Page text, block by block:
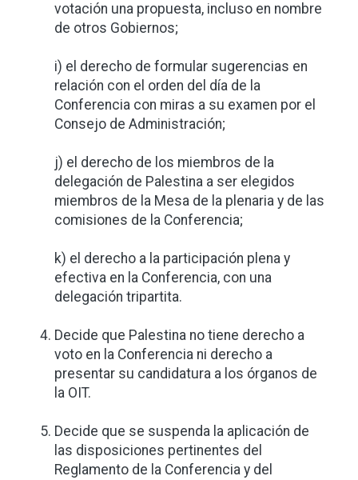
votación una propuesta, incluso en nombre
de otros Gobiernos;
i) el derecho de formular sugerencias en
relación con el orden del día de la
Conferencia con miras a su examen por el
Consejo de Administración;
j) el derecho de los miembros de la
delegación de Palestina a ser elegidos
miembros de la Mesa de la plenaria y de las
comisiones de la Conferencia;
k) el derecho a la participación plena y
efectiva en la Conferencia, con una
delegación tripartita.
Decide que Palestina no tiene derecho a
voto en la Conferencia ni derecho a
presentar su candidatura a los órganos de
la OIT.
Decide que se suspenda la aplicación de
las disposiciones pertinentes del
Reglamento de la Conferencia y del